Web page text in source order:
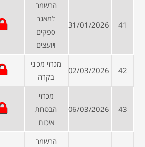
41
31/01/2026
הרשמה
למאגר
ספקים
ויועצים
42
02/03/2026
מכרזי מכוני
בקרה
43
06/03/2026
מכרזי
הבטחת
איכות
הרשמה